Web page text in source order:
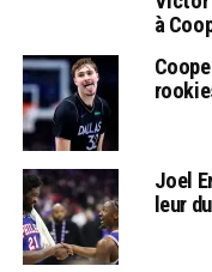
à
Joel
leur